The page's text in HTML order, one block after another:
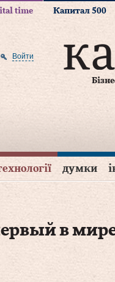
time Капитал 500
Войти
думки
в